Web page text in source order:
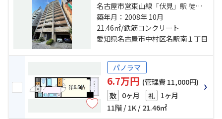
名古屋市営東山線「伏見」駅 徒歩
10分 名古屋市営桜通線「国際セン
ター」駅 徒歩10分 名古屋市営東山
線「名古屋」駅 徒歩15分
築年月：2008年 10月
21.46㎡/鉄筋コンクリート
愛知県名古屋市中村区名駅南１丁目
パノラマ
6.7万円 (管理費 11,000円)
敷 0ヶ月 礼 1ヶ月
11階 / 1K / 21.46㎡